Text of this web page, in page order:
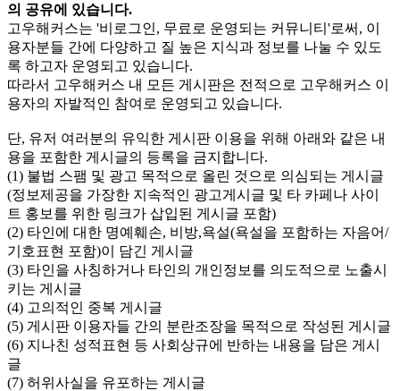
의 공유에 있습니다.
고우해커스는 '비로그인, 무료로 운영되는 커뮤니티'로써, 이
용자분들 간에 다양하고 질 높은 지식과 정보를 나눌 수 있도
록 하고자 운영되고 있습니다.
따라서 고우해커스 내 모든 게시판은 전적으로 고우해커스 이
용자의 자발적인 참여로 운영되고 있습니다.
단, 유저 여러분의 유익한 게시판 이용을 위해 아래와 같은 내
용을 포함한 게시글의 등록을 금지합니다.
(1) 불법 스팸 및 광고 목적으로 올린 것으로 의심되는 게시글
(정보제공을 가장한 지속적인 광고게시글 및 타 카페나 사이
트 홍보를 위한 링크가 삽입된 게시글 포함)
(2) 타인에 대한 명예훼손, 비방,욕설(욕설을 포함하는 자음어/
기호표현 포함)이 담긴 게시글
(3) 타인을 사칭하거나 타인의 개인정보를 의도적으로 노출시
키는 게시글
(4) 고의적인 중복 게시글
(5) 게시판 이용자들 간의 분란조장을 목적으로 작성된 게시글
(6) 지나친 성적표현 등 사회상규에 반하는 내용을 담은 게시
글
(7) 허위사실을 유포하는 게시글